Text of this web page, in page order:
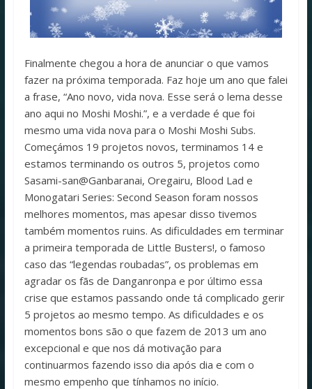
Finalmente chegou a hora de anunciar o que vamos
fazer na próxima temporada. Faz hoje um ano que falei
a frase, “Ano novo, vida nova. Esse será o lema desse
ano aqui no Moshi Moshi.”, e a verdade é que foi
mesmo uma vida nova para o Moshi Moshi Subs.
Começámos 19 projetos novos, terminamos 14 e
estamos terminando os outros 5, projetos como
Sasami-san@Ganbaranai, Oregairu, Blood Lad e
Monogatari Series: Second Season foram nossos
melhores momentos, mas apesar disso tivemos
também momentos ruins. As dificuldades em terminar
a primeira temporada de Little Busters!, o famoso
caso das “legendas roubadas”, os problemas em
agradar os fãs de Danganronpa e por último essa
crise que estamos passando onde tá complicado gerir
5 projetos ao mesmo tempo. As dificuldades e os
momentos bons são o que fazem de 2013 um ano
excepcional e que nos dá motivação para
continuarmos fazendo isso dia após dia e com o
mesmo empenho que tínhamos no início.